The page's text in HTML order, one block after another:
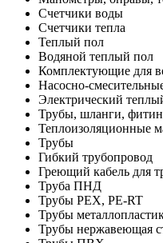
Счетчики воды
Счетчики тепла
Теплый пол
Водяной теплый пол
Комплектующие для
Насосно-
Электрический
Трубы, шланги,
Теплоизоляционные
Трубы
Гибкий трубопровод
Греющий кабель для
Труба ПНД
Трубы PEX, PE-RT
Трубы
Трубы нержавеющая